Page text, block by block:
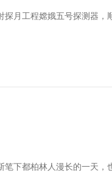
月工程嫦娥五号探测器，
下都柏林人漫长的一天，